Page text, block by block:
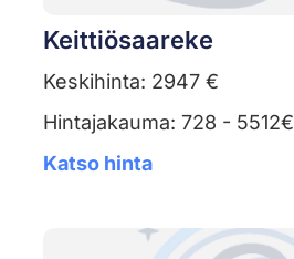
Keittiösaareke
Keskihinta: 2947 €
Hintajakauma: 728 - 5512€
Katso hinta